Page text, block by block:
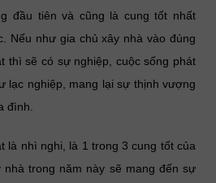
đầu tiên và cũng là cung tốt nhất
Nếu như gia chủ xây nhà vào đúng
thì sẽ có sự nghiệp, cuộc sống phát
lạc nghiệp, mang lại sự thịnh vượng
đình.
là nhì nghi, là 1 trong 3 cung tốt của
nhà trong năm này sẽ mang đến sự